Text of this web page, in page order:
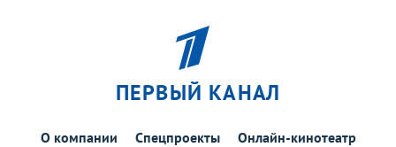
ПЕРВЫЙ КАНАЛ
О компании Спецпроекты
Онлайн-кинотеатр